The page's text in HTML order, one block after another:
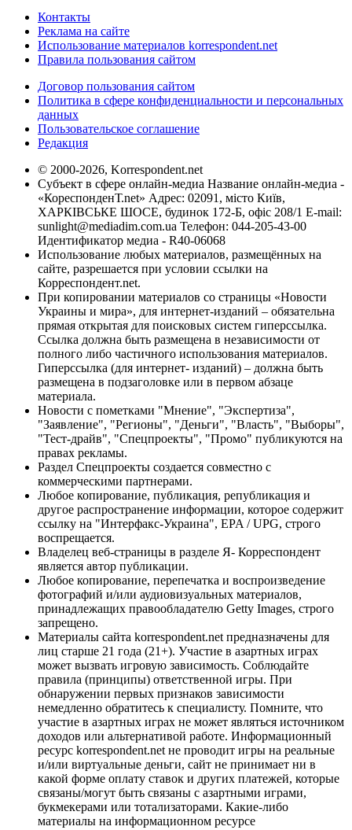
Контакты
Реклама на сайте
Использование материалов korrespondent.net
Правила пользования сайтом
Договор пользования сайтом
Политика в сфере конфиденциальности и персональных
данных
Пользовательское соглашение
Редакция
© 2000-2026, Korrespondent.net
Субъект в сфере онлайн-медиа Название онлайн-медиа -
«КореспонденТ.net» Адрес: 02091, місто Київ,
ХАРКІВСЬКЕ ШОСЕ, будинок 172-Б, офіс 208/1 E-mail:
sunlight@mediadim.com.ua Телефон: 044-205-43-00
Идентификатор медиа - R40-06068
Использование любых материалов, размещённых на
сайте, разрешается при условии ссылки на
Корреспондент.net.
При копировании материалов со страницы «Новости
Украины и мира», для интернет-изданий – обязательна
прямая открытая для поисковых систем гиперссылка.
Ссылка должна быть размещена в независимости от
полного либо частичного использования материалов.
Гиперссылка (для интернет- изданий) – должна быть
размещена в подзаголовке или в первом абзаце
материала.
Новости с пометками "Мнение", "Экспертиза",
"Заявление", "Регионы", "Деньги", "Власть", "Выборы",
"Тест-драйв", "Спецпроекты", "Промо" публикуются на
правах рекламы.
Раздел Спецпроекты создается совместно с
коммерческими партнерами.
Любое копирование, публикация, републикация и
другое распространение информации, которое содержит
ссылку на "Интерфакс-Украина", EPA / UPG, строго
воспрещается.
Владелец веб-страницы в разделе Я- Корреспондент
является автор публикации.
Любое копирование, перепечатка и воспроизведение
фотографий и/или аудиовизуальных материалов,
принадлежащих правообладателю Getty Images, строго
запрещено.
Материалы сайта korrespondent.net предназначены для
лиц старше 21 года (21+). Участие в азартных играх
может вызвать игровую зависимость. Соблюдайте
правила (принципы) ответственной игры. При
обнаружении первых признаков зависимости
немедленно обратитесь к специалисту. Помните, что
участие в азартных играх не может являться источником
доходов или альтернативой работе. Информационный
ресурс korrespondent.net не проводит игры на реальные
и/или виртуальные деньги, сайт не принимает ни в
какой форме оплату ставок и других платежей, которые
связаны/могут быть связаны с азартными играми,
букмекерами или тотализаторами. Какие-либо
материалы на информационном ресурсе